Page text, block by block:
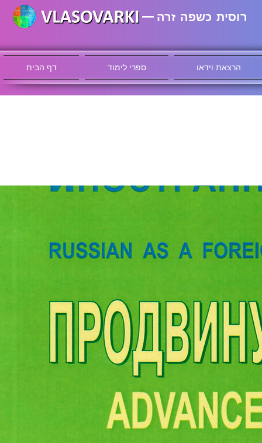
רוסית כשפה זרה
דף הבית ספרי לימוד הרצאת וידאו